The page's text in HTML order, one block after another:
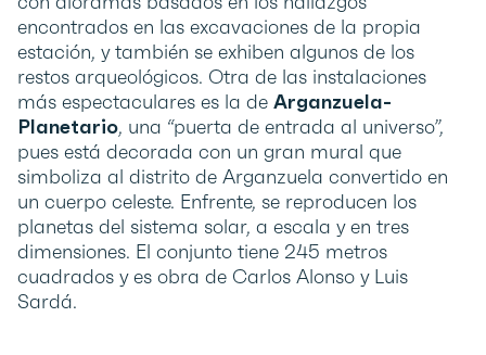
encontrados en las excavaciones de la propia
estación, y también se exhiben algunos de los
restos arqueológicos. Otra de las instalaciones
más espectaculares es la de Arganzuela-
Planetario, una “puerta de entrada al universo”,
pues está decorada con un gran mural que
simboliza al distrito de Arganzuela convertido en
un cuerpo celeste. Enfrente, se reproducen los
planetas del sistema solar, a escala y en tres
dimensiones. El conjunto tiene 245 metros
cuadrados y es obra de Carlos Alonso y Luis
Sardá.